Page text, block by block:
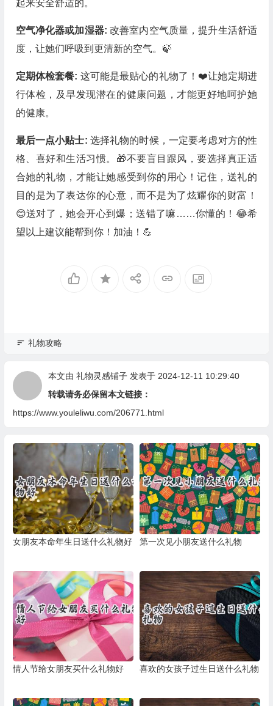
起来安全舒适的。
空气净化器或加湿器: 改善室内空气质量，提升生活舒适
度，让她们呼吸到更清新的空气。🍃
定期体检套餐: 这可能是最贴心的礼物了！❤️让她定期进
行体检，及早发现潜在的健康问题，才能更好地呵护她
的健康。
最后一点小贴士: 选择礼物的时候，一定要考虑对方的性
格、喜好和生活习惯。🎁不要盲目跟风，要选择真正适
合她的礼物，才能让她感受到你的用心！记住，送礼的
目的是为了表达你的心意，而不是为了炫耀你的财富！
😊送对了，她会开心到爆；送错了嘛……你懂的！😂希
望以上建议能帮到你！加油！💪
礼物攻略
本文由 礼物灵感铺子发表于 2024-12-11 10:29:40
转载请务必保留本文链接：
https://www.youleliwu.com/206771.html
女朋友本命年生日送什么礼物好 第一次见小朋友送什么礼物
情人节给女朋友买什么礼物好 喜欢的女孩子过生日送什么礼物